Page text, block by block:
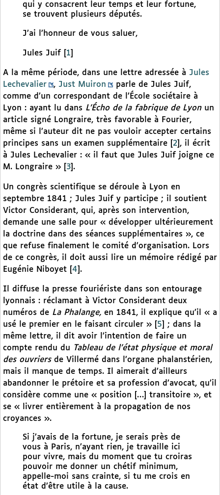
qui y consacrent leur temps et leur fortune,
se trouvent plusieurs députés.
J’ai l’honneur de vous saluer,
Jules Juif 1
A la même période, dans une lettre adressée à Jules
Lechevalier
, Just Muiron
parle de Jules Juif,
comme d’un correspondant de l’École sociétaire à
Lyon : ayant lu dans L’Écho de la fabrique de Lyonun
article signé Longraire, très favorable à Fourier,
même si l’auteur dit ne pas vouloir accepter certains
principes sans un examen supplémentaire
2 , il écrit
à Jules Lechevalier : « il faut que Jules Juif joigne ce
M. Longraire »
3 .
Un congrès scientifique se déroule à Lyon en
septembre 1841 ; Jules Juif y participe ; il soutient
Victor Considerant, qui, après son intervention,
demande une salle pour « développer ultérieurement
la doctrine dans des séances supplémentaires », ce
que refuse finalement le comité d’organisation. Lors
de ce congrès, il doit aussi lire un mémoire rédigé par
Eugénie Niboyet
4 .
Il diffuse la presse fouriériste dans son entourage
lyonnais : réclamant à Victor Considerant deux
numéros de La Phalange, en 1841, il explique qu’il « a
usé le premier en le faisant circuler »
5
; dans la
même lettre, il dit avoir l’intention de faire un
compte rendu du Tableau de l’état physique et moral
des ouvriers de Villermé dans l’organe phalanstérien,
mais il manque de temps. Il aimerait d’ailleurs
abandonner le prétoire et sa profession d’avocat, qu’il
considère comme une « position […] transitoire », et
se « livrer entièrement à la propagation de nos
croyances ».
Si j’avais de la fortune, je serais près de
vous à Paris, n’ayant rien, je travaille ici
pour vivre, mais du moment que tu croiras
pouvoir me donner un chétif minimum,
appelle-moi sans crainte, si tu me crois en
état d’être utile à la cause.